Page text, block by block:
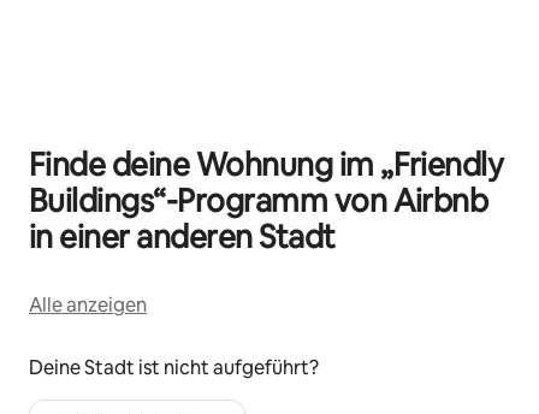
Finde deine Wohnung im „Friendly
Buildings“-Programm von Airbnb
in einer anderen Stadt
Alle anzeigen
Deine Stadt ist nicht aufgeführt?